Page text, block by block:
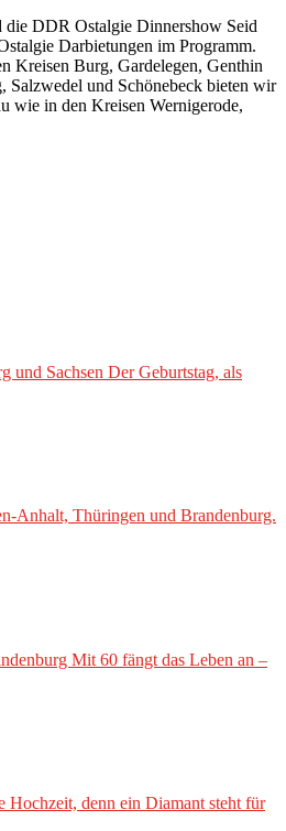
die DDR Ostalgie Dinnershow Seid
Darbietungen im Programm.
Kreisen Burg, Gardelegen, Genthin
und Schönebeck bieten wir
wie in den Kreisen Wernigerode,
Sachsen Der Geburtstag, als
Anhalt, Thüringen und Brandenburg.
Mit 60 fängt das Leben an –
denn ein Diamant steht für